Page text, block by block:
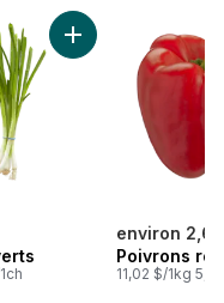
sur vigne rouge (1 grappe)
Ajouter Oignons
environ
Poivrons
11,02 $/1kg